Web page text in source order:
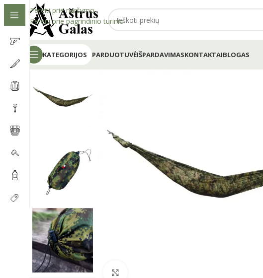
Pereiti prie naršymo
Pereiti prie pagrindinio turinio
KATEGORIJOS PARDUOTUVĖIŠPARDAVIMASKONTAKTAIBLOGAS